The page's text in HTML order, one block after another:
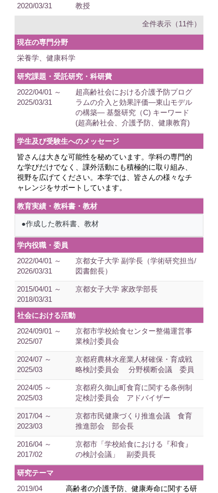
2020/03/31
教授
全件表示（11件）
現在の専門分野
栄養学、健康科学
研究課題・受託研究・科研費
2022/04/01 ～
2025/03/31
超高齢社会における介護予防プログ
ラムの介入と効果評価―東山モデル
の構築― 基盤研究（C) キーワード
(超高齢社会、介護予防、健康教育)
学生及び受験生へのメッセージ
皆さんは大きな可能性を秘めています。学科の専門的
な学びだけでなく、課外活動にも積極的に取り組み、
視野を広げてください。本学では、皆さんの様々なチ
ャレンジをサポートしています。
教育実績・教科書・教材
●作成した教科書、教材
学内役職・委員
2022/04/01 ～
2026/03/31
京都女子大学 副学長（学術研究担当/
図書館長）
2015/04/01 ～
2018/03/31
京都女子大学 家政学部長
社会における活動
2024/09/01 ～
2025/07
京都市学校給食センター整備運営事
業検討委員会
2024/07 ～
2025/03
京都府農林水産業人材確保・育成戦
略検討委員会 分野横断会議 委員
2024/05 ～
2025/03
京都府久御山町食育に関する条例制
定検討委員会 アドバイザー
2017/04 ～
2023/03
京都市民健康づくり推進会議 食育
推進部会 部会長
2016/04 ～
2017/02
京都市「学校給食における『和食』
の検討会議」 副委員長
研究テーマ
2019/04
高齢者の介護予防、健康寿命に関する研